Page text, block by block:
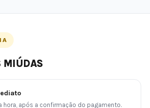
MIÚDAS
hora, após a confirmação do pagamento.